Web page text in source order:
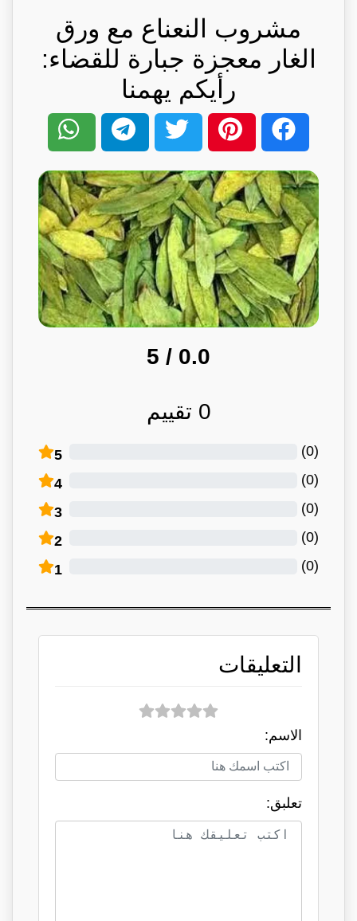
مشروب النعناع مع ورق
الغار معجزة جبارة للقضاء:
رأيكم يهمنا
0.0
/ 5
0 تقييم
5 (
0
)
4 (
0
)
3 (
0
)
2 (
0
)
1 (
0
)
التعليقات
الاسم:
تعلبق: